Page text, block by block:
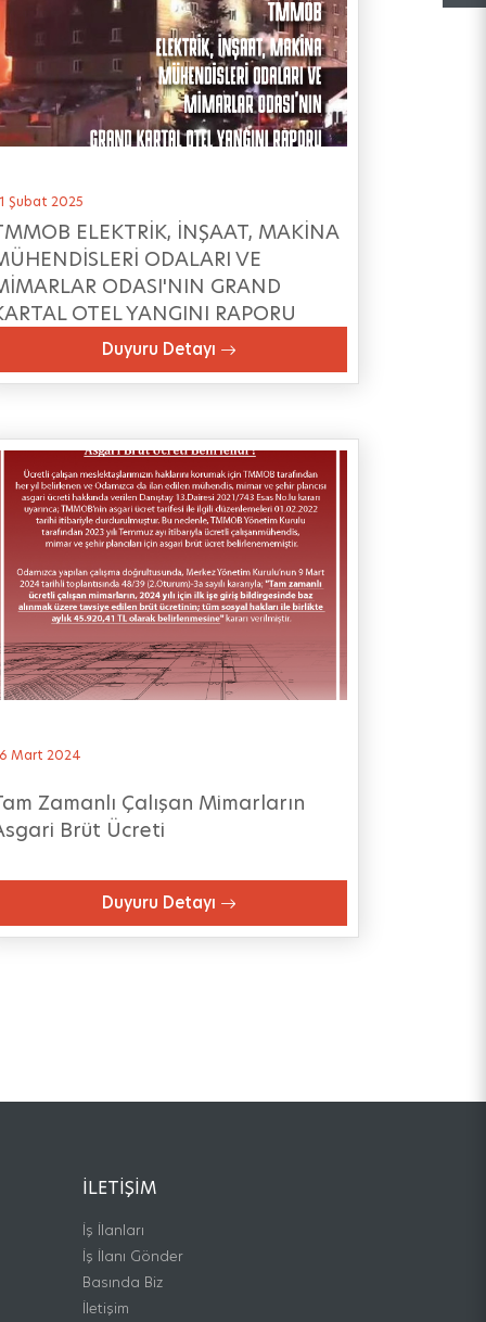
Şubat 2025
ELEKTRİK, İNŞAAT, MAKİNA
ODALARI VE
ODASI'NIN GRAND
OTEL YANGINI RAPORU
Duyuru Detayı
Mart 2024
Zamanlı Çalışan Mimarların
Brüt Ücreti
Duyuru Detayı
İLETIŞIM
İş İlanları
İş İlanı Gönder
Basında Biz
İletişim